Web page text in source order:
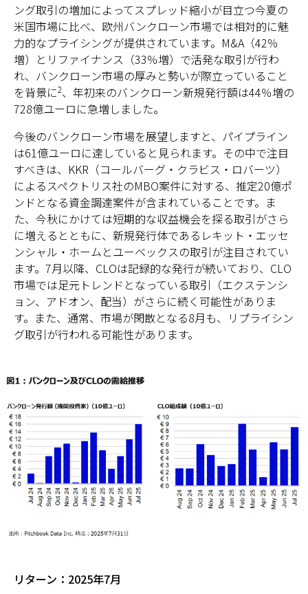
ング取引の増加によってスプレッド縮小が目立つ今夏の
米国市場に比べ、欧州バンクローン市場では相対的に魅
力的なプライシングが提供されています。M&A（42％
増）とリファイナンス（33％増）で活発な取引が行わ
れ、バンクローン市場の厚みと勢いが際立っていること
を背景に2、年初来のバンクローン新規発行額は44％増の
728億ユーロに急増しました。
今後のバンクローン市場を展望しますと、パイプライン
は61億ユーロに達していると見られます。その中で注目
すべきは、KKR（コールバーグ・クラビス・ロバーツ）
によるスペクトリス社のMBO案件に対する、推定20億ポ
ンドとなる資金調達案件が含まれていることです。ま
た、今秋にかけては短期的な収益機会を探る取引がさら
に増えるとともに、新規発行体であるレキット・エッセ
ンシャル・ホームとユーベックスの取引が注目されてい
ます。7月以降、CLOは記録的な発行が続いており、CLO
市場では足元トレンドとなっている取引（エクステンシ
ョン、アドオン、配当）がさらに続く可能性がありま
す。また、通常、市場が閑散となる8月も、リプライシン
グ取引が行われる可能性があります。
リターン：2025年7月